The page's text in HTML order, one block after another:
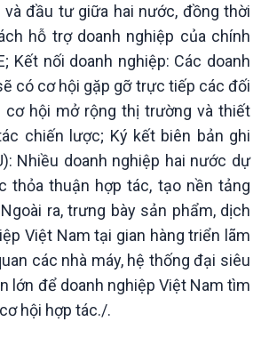
khí hậu
Multimedia
Ảnh
và đầu tư giữa hai nước, đồng thời
hỗ trợ doanh nghiệp của chính
Kết nối doanh nghiệp: Các doanh
có cơ hội gặp gỡ trực tiếp các đối
cơ hội mở rộng thị trường và thiết
chiến lược; Ký kết biên bản ghi
Nhiều doanh nghiệp hai nước dự
thỏa thuận hợp tác, tạo nền tảng
ra, trưng bày sản phẩm, dịch
Việt Nam tại gian hàng triển lãm
các nhà máy, hệ thống đại siêu
lớn để doanh nghiệp Việt Nam tìm
hội hợp tác./.